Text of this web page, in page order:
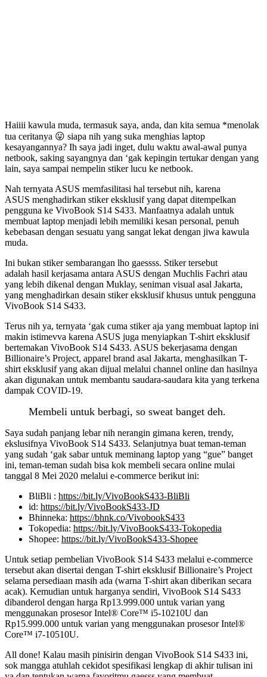
Haiiii kawula muda, termasuk saya, anda, dan kita semua *menolak
tua ceritanya 😛 siapa nih yang suka menghias laptop
kesayangannya? Ih saya jadi inget, dulu waktu awal-awal punya
netbook, saking sayangnya dan ‘gak kepingin tertukar dengan yang
lain, saya sampai nempelin stiker lucu ke netbook.
Nah ternyata ASUS memfasilitasi hal tersebut nih, karena
ASUS menghadirkan stiker eksklusif yang dapat ditempelkan
pengguna ke VivoBook S14 S433. Manfaatnya adalah untuk
membuat laptop menjadi lebih memiliki kesan personal, penuh
kebebasan dengan sesuatu yang sangat lekat dengan jiwa kawula
muda.
Ini bukan stiker sembarangan lho gaessss. Stiker tersebut
adalah hasil kerjasama antara ASUS dengan Muchlis Fachri atau
yang lebih dikenal dengan Muklay, seniman visual asal Jakarta,
yang menghadirkan desain stiker eksklusif khusus untuk pengguna
VivoBook S14 S433.
Terus nih ya, ternyata ‘gak cuma stiker aja yang membuat laptop ini
makin istimevva karena ASUS juga menyiapkan T-shirt eksklusif
bertemakan VivoBook S14 S433. ASUS bekerjasama dengan
Billionaire’s Project, apparel brand asal Jakarta, menghasilkan T-
shirt eksklusif yang akan dijual melalui channel online dan hasilnya
akan digunakan untuk membantu saudara-saudara kita yang terkena
dampak COVID-19.
Membeli untuk berbagi, so sweat banget deh.
Saya sudah panjang lebar nih nerangin gimana keren, trendy,
ekslusifnya VivoBook S14 S433. Selanjutnya buat teman-teman
yang sudah ‘gak sabar untuk meminang laptop yang “gue” banget
ini, teman-teman sudah bisa kok membeli secara online mulai
tanggal 8 Mei 2020 melalui e-commerce berikut ini:
BliBli : https://bit.ly/VivoBookS433-BliBli
id: https://bit.ly/VivoBookS433-JD
Bhinneka: https://bhnk.co/VivobookS433
Tokopedia: https://bit.ly/VivoBookS433-Tokopedia
Shopee: https://bit.ly/VivoBookS433-Shopee
Untuk setiap pembelian VivoBook S14 S433 melalui e-commerce
tersebut akan disertai dengan T-shirt eksklusif Billionaire’s Project
selama persediaan masih ada (warna T-shirt akan diberikan secara
acak). Kemudian untuk harganya sendiri, VivoBook S14 S433
dibanderol dengan harga Rp13.999.000 untuk varian yang
menggunakan prosesor Intel® Core™ i5-10210U dan
Rp15.999.000 untuk varian yang menggunakan prosesor Intel®
Core™ i7-10510U.
All done! Kalau masih pinisirin dengan VivoBook S14 S433 ini,
sok mangga atuhlah cekidot spesifikasi lengkap di akhir tulisan ini